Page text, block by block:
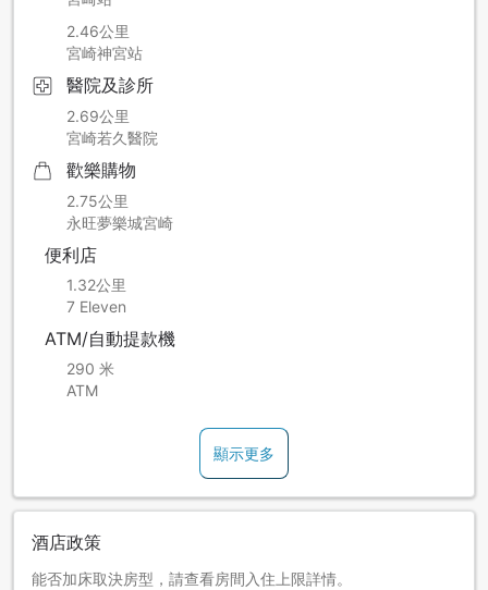
2.46公里
宮崎神宮站
醫院及診所
2.69公里
宮崎若久醫院
歡樂購物
2.75公里
永旺夢樂城宮崎
便利店
1.32公里
7 Eleven
ATM/自動提款機
290 米
ATM
顯示更多
酒店政策
能否加床取決房型，請查看房間入住上限詳情。